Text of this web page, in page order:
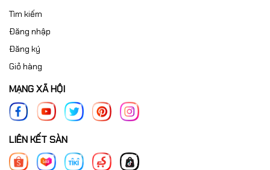
✔ Game thủ muốn nâng cấp từ 144Hz lên 180Hz
✔ Người cần màn hình cong QHD hiệu năng cao
🛒 Mua Màn Hình LG
UltraGear 27GS60QC-
B Chính Hãng Tại
Tìm kiếm
Đăng nhập
Đăng ký
Giỏ hàng
MẠNG XÃ HỘI
LIÊN KẾT SÀN